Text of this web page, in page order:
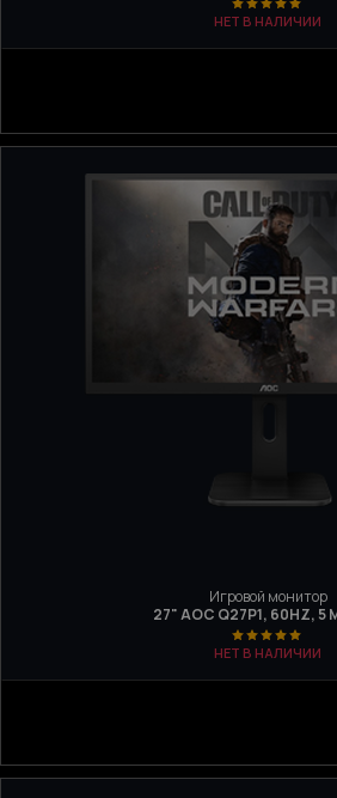
НЕТ В НАЛИЧИИ
Игровой монитор
27" AOC Q27P1, 60HZ, 5
НЕТ В НАЛИЧИИ